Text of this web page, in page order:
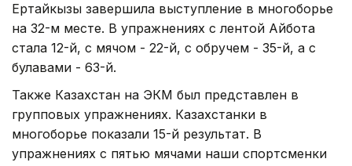
Ертайкызы завершила выступление в многоборье
на 32-м месте. В упражнениях с лентой Айбота
стала 12-й, с мячом - 22-й, с обручем - 35-й, а с
булавами - 63-й.
Также Казахстан на ЭКМ был представлен в
групповых упражнениях. Казахстанки в
многоборье показали 15-й результат. В
упражнениях с пятью мячами наши спортсменки